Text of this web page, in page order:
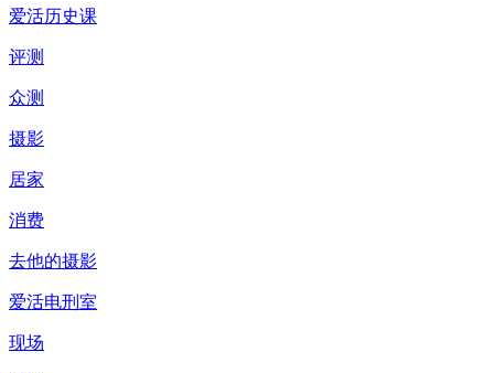
爱活历史课
评测
众测
摄影
居家
消费
去他的摄影
爱活电刑室
现场